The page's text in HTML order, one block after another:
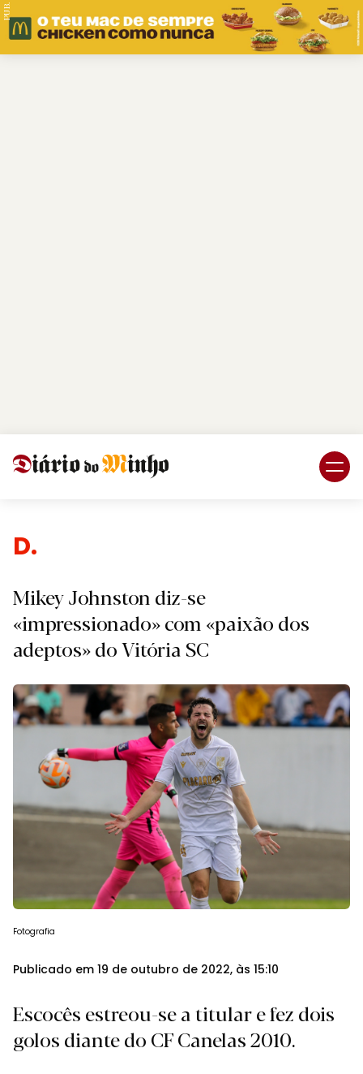
PUB.
Desport
Mikey Johnston diz-se
«impressionado» com «paixão dos
adeptos» do Vitória SC
Fotografia
Publicado em 19 de outubro de 2022, às 15:10
Escocês estreou-se a titular e fez dois
golos diante do CF Canelas 2010.